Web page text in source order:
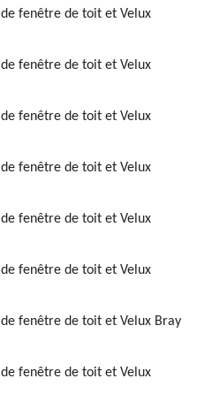
fenêtre de toit et Velux
fenêtre de toit et Velux
fenêtre de toit et Velux
fenêtre de toit et Velux
fenêtre de toit et Velux
fenêtre de toit et Velux
fenêtre de toit et Velux Bray
fenêtre de toit et Velux